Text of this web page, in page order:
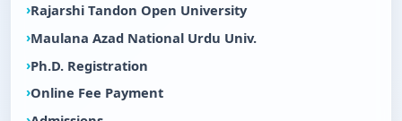
Rajarshi Tandon Open University
Maulana Azad National Urdu Univ.
Ph.D. Registration
Online Fee Payment